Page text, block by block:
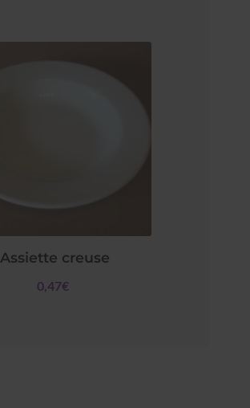
Assiette creuse
0,47€